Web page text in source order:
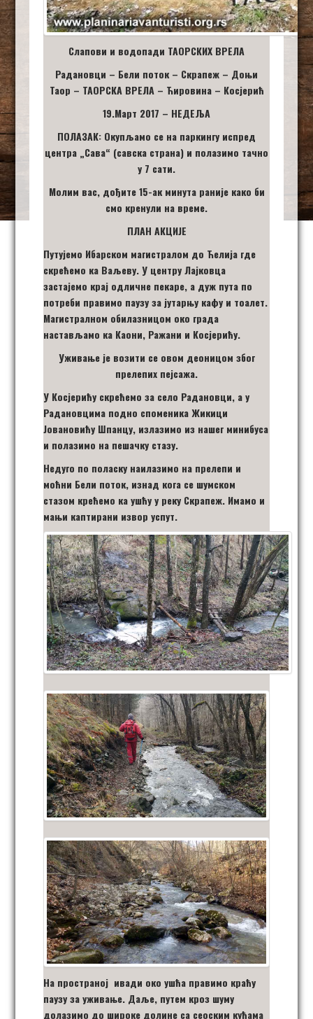
Слапови и водопади ТАОРСКИХ ВРЕЛА
Радановци – Бели поток – Скрапеж – Доњи
Таор – ТАОРСКА ВРЕЛА – Ћировина – Косјерић
19.Март 2017 – НЕДЕЉА
ПОЛАЗАК: Окупљамо се на паркингу испред
центра „Сава“ (савска страна) и полазимо тачно
у 7 сати.
Молим вас, дођите 15-ак минута раније како би
смо кренули на време.
ПЛАН АКЦИЈЕ
Путујемо Ибарском магистралом до Ћелија где
скрећемо ка Ваљеву. У центру Лајковца
застајемо крај одличне пекаре, а дуж пута по
потреби правимо паузу за јутарњу кафу и тоалет.
Магистралном обилазницом око града
настављамо ка Каони, Ражани и Косјерићу.
Уживање је возити се овом деоницом због
прелепих пејсажа.
У Косјерићу скрећемо за село Радановци, а у
Радановцима подно споменика Жикици
Јовановићу Шпанцу, излазимо из нашег минибуса
и полазимо на пешачку стазу.
Недуго по поласку наилазимо на прелепи и
моћни Бели поток, изнад кога се шумском
стазом крећемо ка ушћу у реку Скрапеж. Имамо и
мањи каптирани извор успут.
На пространој ивади око ушћа правимо краћу
паузу за уживање. Даље, путем кроз шуму
долазимо до широке долине са сеоским кућама